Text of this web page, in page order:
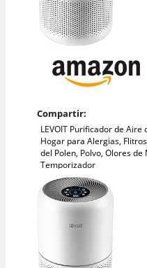
Compartir:
LEVOIT Purificador de
Hogar para Alergias,
del Polen, Polvo, Olores
Temporizador